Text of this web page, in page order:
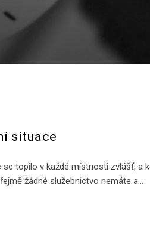
situace
topilo v každé místnosti zvlášť, a
žádné služebnictvo nemáte a…